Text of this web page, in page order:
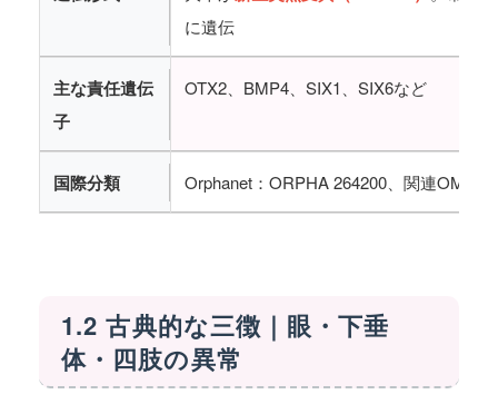
に遺伝
主な責任遺伝
子
OTX2、BMP4、SIX1、SIX6など
国際分類 Orphanet：ORPHA 264200、関連OMIM
1.2 古典的な三徴｜眼・下垂
体・四肢の異常